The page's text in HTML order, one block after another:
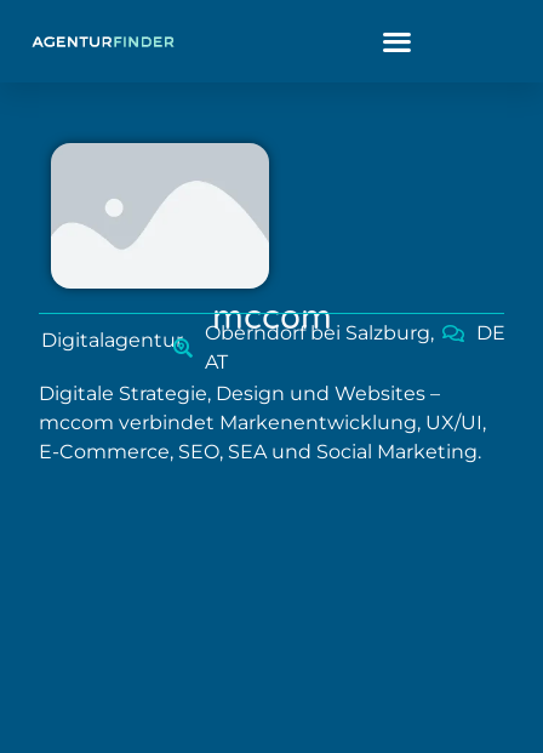
mccom
Digitalagentur
Oberndorf bei Salzburg,
AT
DE
Digitale Strategie, Design und Websites –
mccom verbindet Markenentwicklung, UX/UI,
E-Commerce, SEO, SEA und Social Marketing.